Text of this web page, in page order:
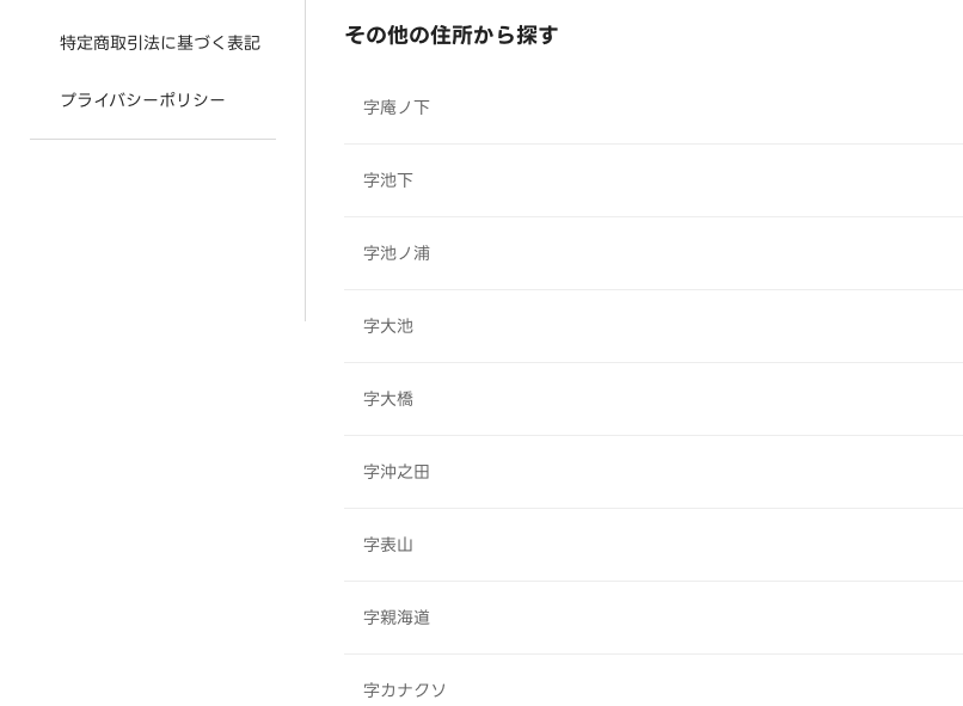
特定商取引法に基づく表記
プライバシーポリシー
その他の住所から探す
字庵ノ下
字池下
字池ノ浦
字大池
字大橋
字沖之田
字表山
字親海道
字カナクソ